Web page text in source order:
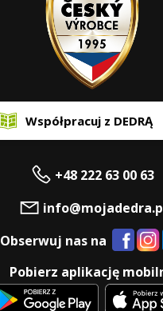
Współpracuj z DEDRĄ
+48 222 63 00 63
Obserwuj nas na
Pobierz aplikację